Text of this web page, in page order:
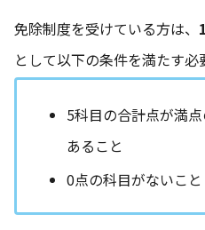
免除制度を受けている方は、
として以下の条件を満たす必
5科目の合計点が満
あること
0点の科目がないこと